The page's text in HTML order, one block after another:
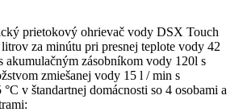
prietokový ohrievač vody DSX Touch
za minútu pri presnej teplote vody 42
akumulačným zásobníkom vody 120l s
zmiešanej vody 15 l / min s
v štandartnej domácnosti so 4 osobami a
: